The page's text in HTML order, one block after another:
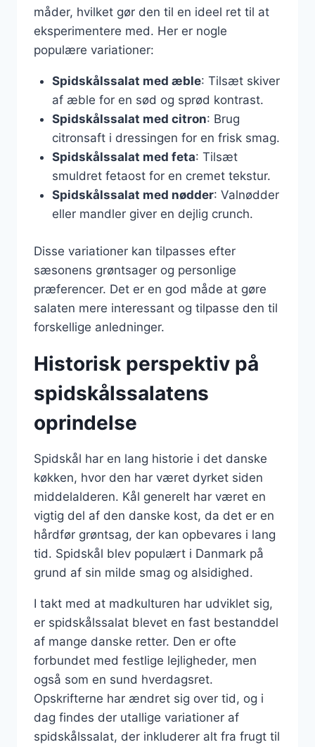
måder, hvilket gør den til en ideel ret til at
eksperimentere med. Her er nogle
populære variationer:
Spidskålssalat med æble: Tilsæt skiver
af æble for en sød og sprød kontrast.
Spidskålssalat med citron: Brug
citronsaft i dressingen for en frisk smag.
Spidskålssalat med feta: Tilsæt
smuldret fetaost for en cremet tekstur.
Spidskålssalat med nødder: Valnødder
eller mandler giver en dejlig crunch.
Disse variationer kan tilpasses efter
sæsonens grøntsager og personlige
præferencer. Det er en god måde at gøre
salaten mere interessant og tilpasse den til
forskellige anledninger.
Historisk perspektiv på
spidskålssalatens
oprindelse
Spidskål har en lang historie i det danske
køkken, hvor den har været dyrket siden
middelalderen. Kål generelt har været en
vigtig del af den danske kost, da det er en
hårdfør grøntsag, der kan opbevares i lang
tid. Spidskål blev populært i Danmark på
grund af sin milde smag og alsidighed.
I takt med at madkulturen har udviklet sig,
er spidskålssalat blevet en fast bestanddel
af mange danske retter. Den er ofte
forbundet med festlige lejligheder, men
også som en sund hverdagsret.
Opskrifterne har ændret sig over tid, og i
dag findes der utallige variationer af
spidskålssalat, der inkluderer alt fra frugt til